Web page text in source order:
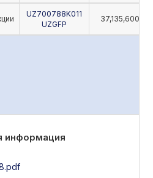
UZ700788K011
UZGFP
37,135,600
информация